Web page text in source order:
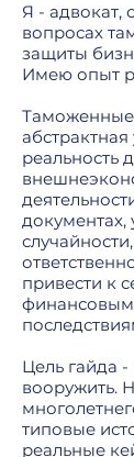
Я - адвокат,
вопросах
защиты
Имею опыт
реальность
документах,
привести к
Цель гайда -
вооружить.
типовые
реальные